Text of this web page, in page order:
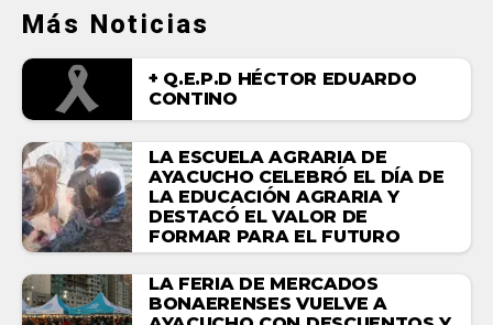
Más Noticias
+ Q.E.P.D HÉCTOR EDUARDO
CONTINO
LA ESCUELA AGRARIA DE
AYACUCHO CELEBRÓ EL DÍA DE
LA EDUCACIÓN AGRARIA Y
DESTACÓ EL VALOR DE
FORMAR PARA EL FUTURO
LA FERIA DE MERCADOS
BONAERENSES VUELVE A